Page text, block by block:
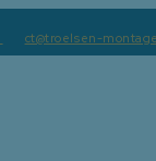
ct@troelsen-